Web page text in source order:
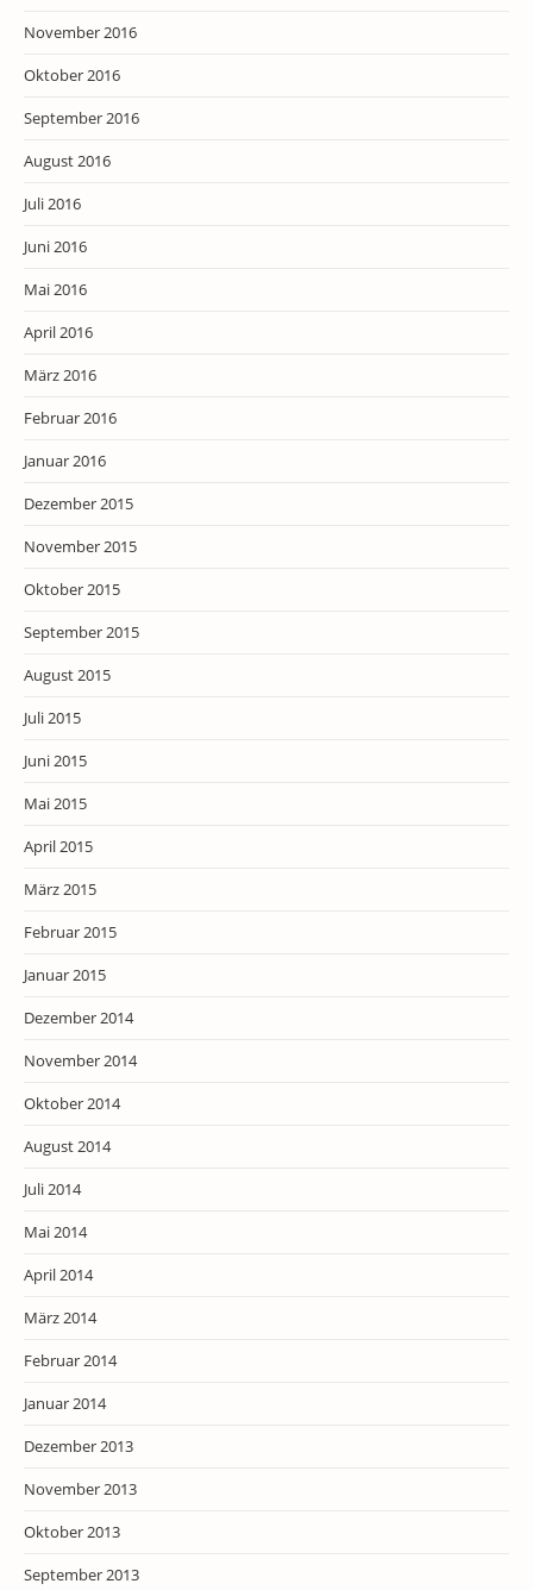
November 2016
Oktober 2016
September 2016
August 2016
Juli 2016
Juni 2016
Mai 2016
April 2016
März 2016
Februar 2016
Januar 2016
Dezember 2015
November 2015
Oktober 2015
September 2015
August 2015
Juli 2015
Juni 2015
Mai 2015
April 2015
März 2015
Februar 2015
Januar 2015
Dezember 2014
November 2014
Oktober 2014
August 2014
Juli 2014
Mai 2014
April 2014
März 2014
Februar 2014
Januar 2014
Dezember 2013
November 2013
Oktober 2013
September 2013